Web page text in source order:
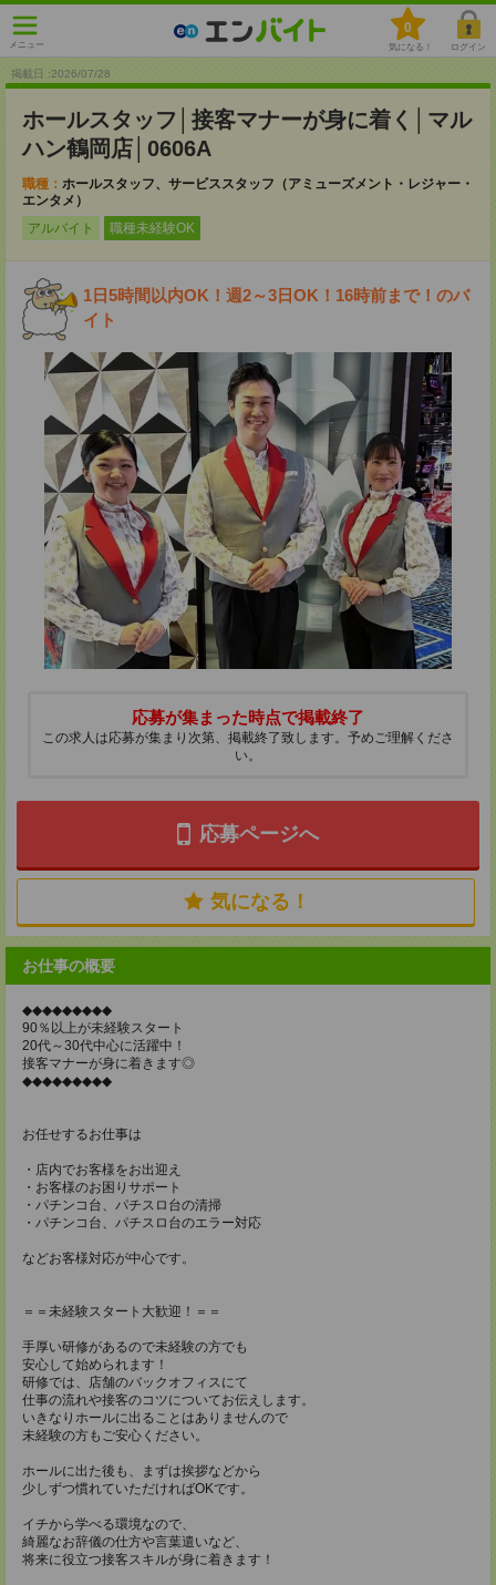
メニュー
0
気になる！ ログイン
掲載日 :2026/07/28
ホールスタッフ│接客マナーが身に着く│マル
ハン鶴岡店│0606A
職種： ホールスタッフ、サービススタッフ（アミューズメント・レジャー・
エンタメ）
アルバイト
職種未経験OK
1日5時間以内OK！週2～3日OK！16時前まで！のバ
イト
応募が集まった時点で掲載終了
この求人は応募が集まり次第、掲載終了致します。予めご理解くださ
い。
応募ページへ
気になる！
お仕事の概要
◆◆◆◆◆◆◆◆◆
90％以上が未経験スタート
20代～30代中心に活躍中！
接客マナーが身に着きます◎
◆◆◆◆◆◆◆◆◆
お任せするお仕事は
・店内でお客様をお出迎え
・お客様のお困りサポート
・パチンコ台、パチスロ台の清掃
・パチンコ台、パチスロ台のエラー対応
などお客様対応が中心です。
＝＝未経験スタート大歓迎！＝＝
手厚い研修があるので未経験の方でも
安心して始められます！
研修では、店舗のバックオフィスにて
仕事の流れや接客のコツについてお伝えします。
いきなりホールに出ることはありませんので
未経験の方もご安心ください。
ホールに出た後も、まずは挨拶などから
少しずつ慣れていただければOKです。
イチから学べる環境なので、
綺麗なお辞儀の仕方や言葉遣いなど、
将来に役立つ接客スキルが身に着きます！